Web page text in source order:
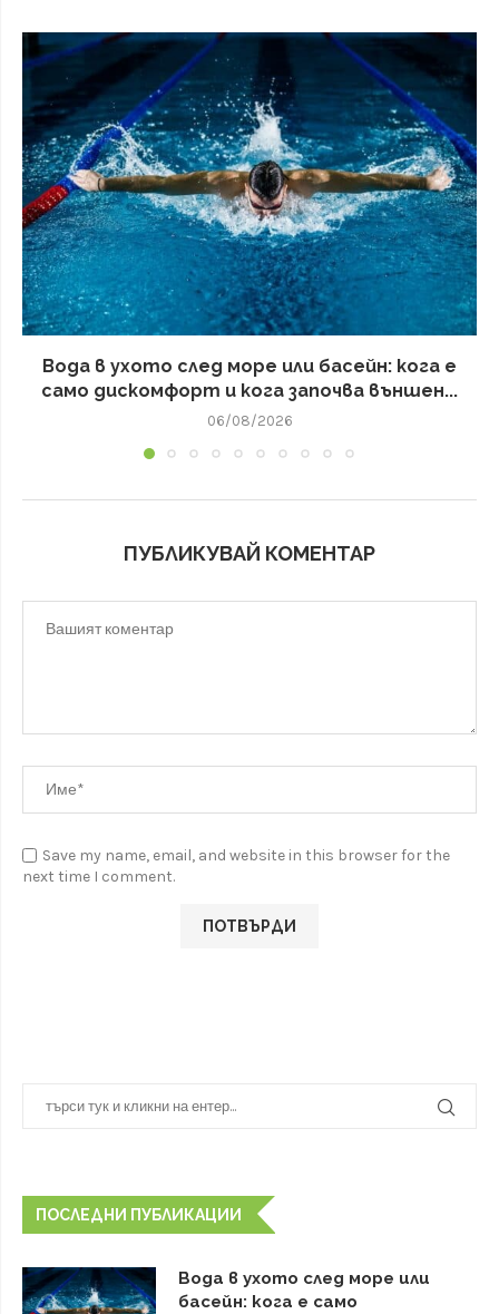
Вода в ухото след море или басейн: кога е
само дискомфорт и кога започва външен...
06/08/2026
ПУБЛИКУВАЙ КОМЕНТАР
Save my name, email, and website in this browser for the
next time I comment.
ПОСЛЕДНИ ПУБЛИКАЦИИ
Вода в ухото след море или
басейн: кога е само